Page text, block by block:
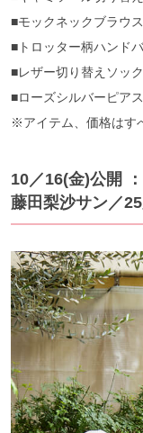
■モックネックブラウ
■トロッター柄ハンド
■レザー切り替えソッ
■ローズシルバーピア
※アイテム、価格はす
10／16(金)公開
藤田梨沙サン／